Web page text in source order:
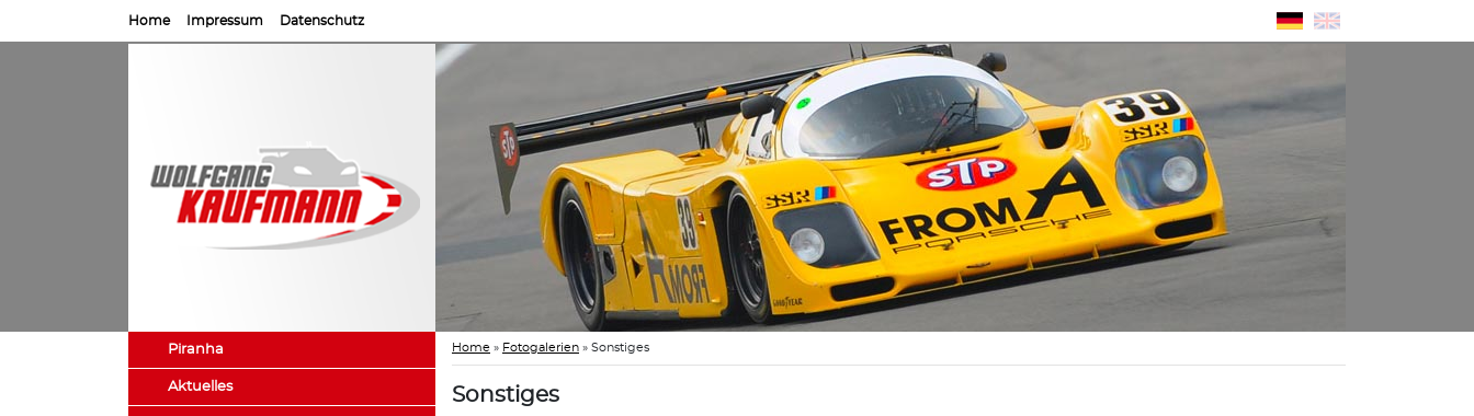
Home Impressum Datenschutz
Piranha
Aktuelles
Home » Fotogalerien » Sonstiges
Sonstiges